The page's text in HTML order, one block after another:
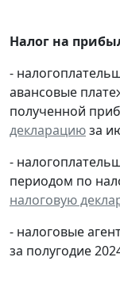
Налог на
-
авансовые
полученной
декларациюза
-
периодом по
налоговую
- налоговые
за полугодие